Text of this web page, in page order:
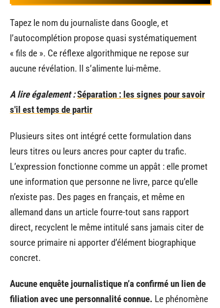
Tapez le nom du journaliste dans Google, et
l’autocomplétion propose quasi systématiquement
« fils de ». Ce réflexe algorithmique ne repose sur
aucune révélation. Il s’alimente lui-même.
A lire également :Séparation : les signes pour savoir
s'il est temps de partir
Plusieurs sites ont intégré cette formulation dans
leurs titres ou leurs ancres pour capter du trafic.
L’expression fonctionne comme un appât : elle promet
une information que personne ne livre, parce qu’elle
n’existe pas. Des pages en français, et même en
allemand dans un article fourre-tout sans rapport
direct, recyclent le même intitulé sans jamais citer de
source primaire ni apporter d’élément biographique
concret.
Aucune enquête journalistique n’a confirmé un lien de
filiation avec une personnalité connue. Le phénomène